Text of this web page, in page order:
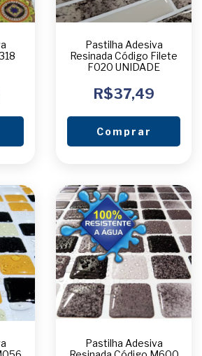
Pastilha Adesiva
Resinada Código Filete
F020 UNIDADE
R$37,49
Comprar
Pastilha Adesiva